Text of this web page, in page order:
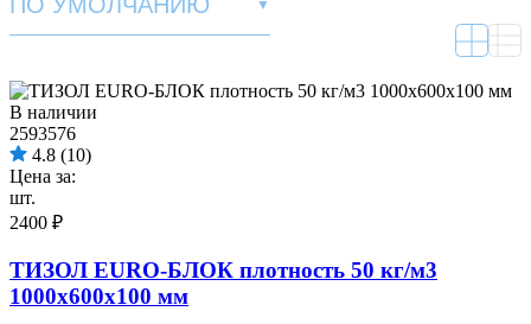
▼
В наличии
ТИЗОЛ EURO-БЛОК плотность 50 кг/м3
1000х600х100 мм
2593576
4.8 (10)
Цена за:
шт.
2400 ₽